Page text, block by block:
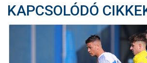
KAPCSOLÓDÓ